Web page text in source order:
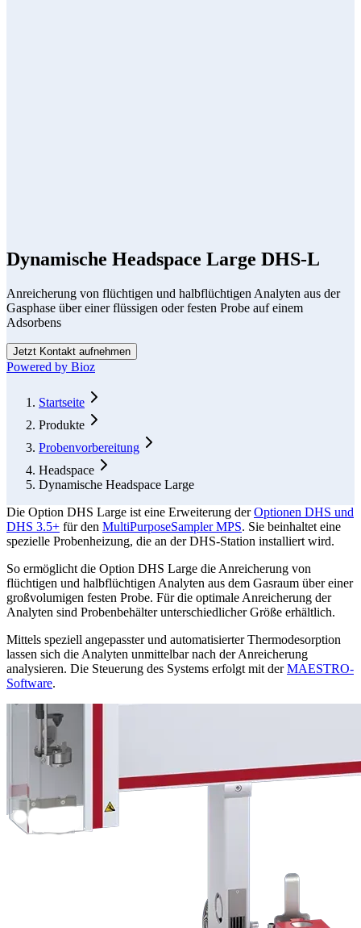
Dynamische Headspace Large DHS-L
Anreicherung von flüchtigen und halbflüchtigen Analyten aus der
Gasphase über einer flüssigen oder festen Probe auf einem
Adsorbens
Jetzt Kontakt aufnehmen
Powered by Bioz
Form Dialog
Startseite
Produkte
Probenvorbereitung
Headspace
Dynamische Headspace Large
Die Option DHS Large ist eine Erweiterung derOptionen DHS und
DHS 3.5+ für den MultiPurposeSampler MPS. Sie beinhaltet eine
spezielle Probenheizung, die an der DHS-Station installiert wird.
So ermöglicht die Option DHS Large die Anreicherung von
flüchtigen und halbflüchtigen Analyten aus dem Gasraum über einer
großvolumigen festen Probe. Für die optimale Anreicherung der
Analyten sind Probenbehälter unterschiedlicher Größe erhältlich.
Mittels speziell angepasster und automatisierter Thermodesorption
lassen sich die Analyten unmittelbar nach der Anreicherung
analysieren. Die Steuerung des Systems erfolgt mit derMAESTRO-
Software.